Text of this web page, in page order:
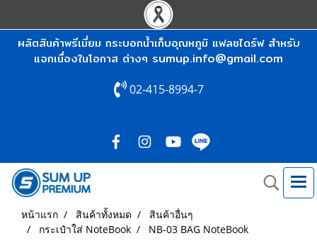
ผลิตสินค้าพรีเมี่ยม กระบอกน้ำเก็บอุณหภูมิ แฟลชไดร์ฟ สำหรับ
แจกเนื่องในโอกาส ต่างๆ sumup.info@gmail.com
02-415-8994-7
หน้าแรก สินค้าทั้งหมด
สินค้าอื่นๆ
กระเป๋าใส่ NoteBook
NB-03 BAG NoteBook